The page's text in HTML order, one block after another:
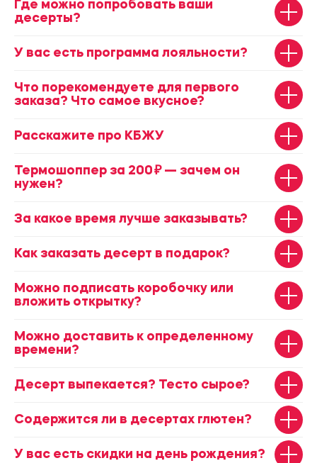
Где можно попробовать ваши
десерты?
У вас есть программа лояльности?
Что порекомендуете для первого
заказа? Что самое вкусное?
Расскажите про КБЖУ
Термошоппер за 200 ₽ — зачем он
нужен?
За какое время лучше заказывать?
Как заказать десерт в подарок?
Можно подписать коробочку или
вложить открытку?
Можно доставить к определенному
времени?
Десерт выпекается? Тесто сырое?
Содержится ли в десертах глютен?
У вас есть скидки на день рождения?